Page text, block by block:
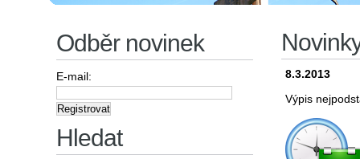
Odběr novinek
E-mail:
Hledat
8.3.2013
Výpis